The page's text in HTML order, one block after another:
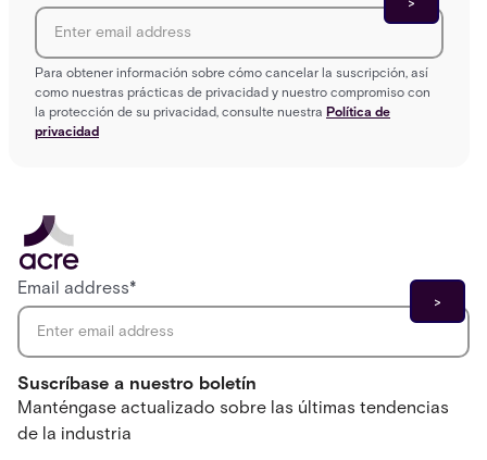
Para obtener información sobre cómo cancelar la suscripción, así
como nuestras prácticas de privacidad y nuestro compromiso con
la protección de su privacidad, consulte nuestra Política de
privacidad
Suscríbase a nuestro boletín
Manténgase actualizado sobre las últimas tendencias
de la industria
Email address*